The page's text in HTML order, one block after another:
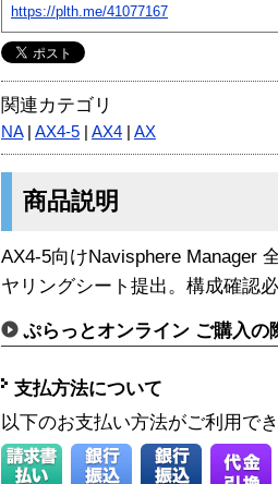
https://plth.me/41077167
関連カテゴリ
NA| AX4-5 AX4 AX
商品説明
AX4-5向けNavisphere Manager
ヤリングシート提出。構成確認
ぷらっとオンライン ご購入の
支払方法について
以下のお支払い方法がご利用で